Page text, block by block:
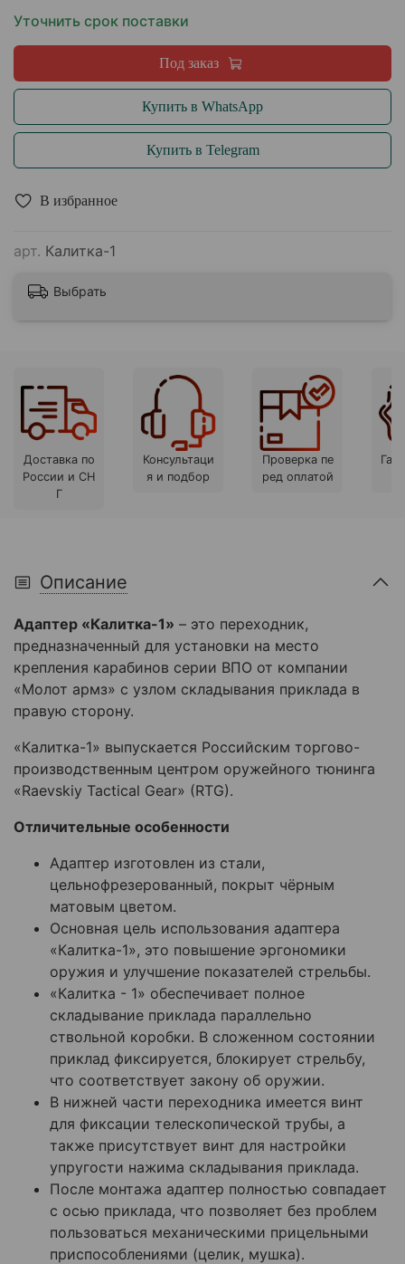
В избранное
арт. Калитка-1
Уточнить срок поставки
Под заказ
Купить в WhatsApp
Купить в Telegram
Выбрать
Доставка по
России и СН
Г
Консультаци
я и подбор
Проверка пе
ред оплатой
Описание
Адаптер «Калитка-1» – это переходник,
предназначенный для установки на место
крепления карабинов серии ВПО от компании
«Молот армз» с узлом складывания приклада в
правую сторону.
«Калитка-1» выпускается Российским торгово-
производственным центром оружейного тюнинга
«Raevskiy Tactical Gear» (RTG).
Отличительные особенности
Адаптер изготовлен из стали,
цельнофрезерованный, покрыт чёрным
матовым цветом.
Основная цель использования адаптера
«Калитка-1», это повышение эргономики
оружия и улучшение показателей стрельбы.
«Калитка - 1» обеспечивает полное
складывание приклада параллельно
ствольной коробки. В сложенном состоянии
приклад фиксируется, блокирует стрельбу,
что соответствует закону об оружии.
В нижней части переходника имеется винт
для фиксации телескопической трубы, а
также присутствует винт для настройки
упругости нажима складывания приклада.
После монтажа адаптер полностью совпадает
с осью приклада, что позволяет без проблем
пользоваться механическими прицельными
приспособлениями (целик, мушка).